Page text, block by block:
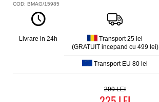
Culoare
Albastru
Latime placa
8.25
Custom art by Bryan Arii
COD: BMAG/15985
Livrare in 24h
Transport 25 lei
(GRATUIT incepand cu 499 lei)
Transport EU 80 lei
299